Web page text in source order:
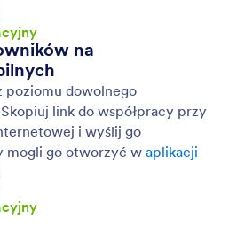
the form data you need.
emails and long waits by
members, who can then
submissions on any device
Mobile Forms!